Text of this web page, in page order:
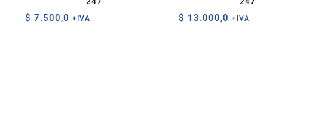
$ 7.500,0 +IVA $ 13.000,0 +IVA